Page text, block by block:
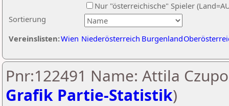
Sortierung
Nur "österreichische" Spieler
Vereinslisten:Wien Niederösterreich Burgenland
Pnr:122491 Name: Attila
Grafik Partie-Statistik)